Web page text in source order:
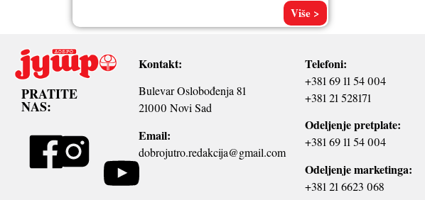
Više >
PRATITE
NAS:
Kontakt:
Bulevar Oslobođenja 81
21000 Novi Sad
Email:
dobrojutro.redakcija@gmail.com
Telefoni:
+381 69 11 54 004
+381 21 528171
Odeljenje pretplate:
+381 69 11 54 004
Odeljenje marketinga:
+381 21 6623 068